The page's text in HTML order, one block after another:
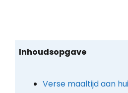
Inhoudsopgave
Verse maaltijd aan